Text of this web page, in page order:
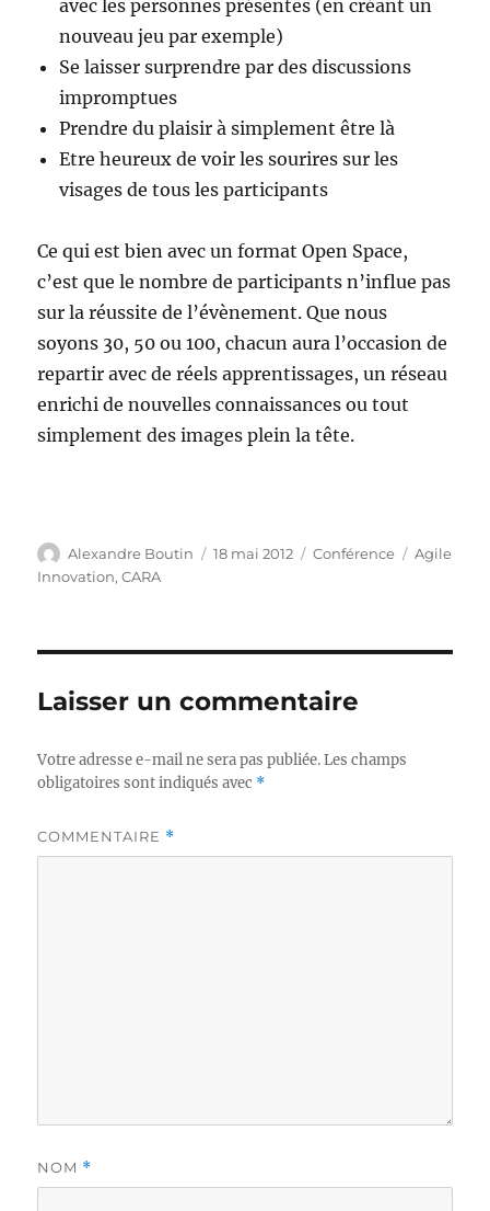
avec les personnes présentes (en créant un
nouveau jeu par exemple)
Se laisser surprendre par des discussions
impromptues
Prendre du plaisir à simplement être là
Etre heureux de voir les sourires sur les
visages de tous les participants
Ce qui est bien avec un format Open Space,
c’est que le nombre de participants n’influe pas
sur la réussite de l’évènement. Que nous
soyons 30, 50 ou 100, chacun aura l’occasion de
repartir avec de réels apprentissages, un réseau
enrichi de nouvelles connaissances ou tout
simplement des images plein la tête.
Auteur
Alexandre Boutin
Publié
18 mai 2012 Catégories
Conférence Étiquettes
Agile
Innovation,CARA
Laisser un commentaire
Votre adresse e-mail ne sera pas publiée. Les champs
obligatoires sont indiqués avec *
COMMENTAIRE *
NOM *